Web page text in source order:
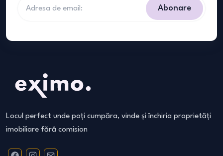
Abonare
Locul perfect unde poți cumpăra, vinde și închiria proprietăți
imobiliare fără comision